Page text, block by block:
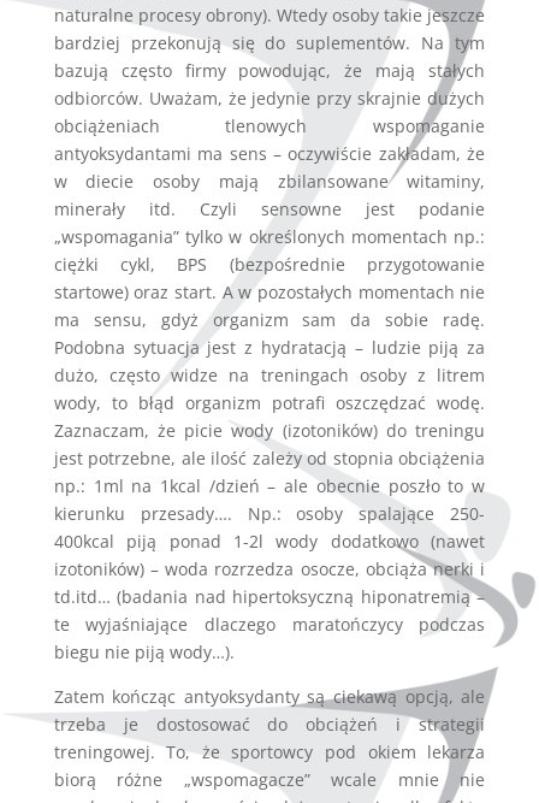
naturalne procesy obrony). Wtedy osoby takie jeszcze
bardziej przekonują się do suplementów. Na tym
bazują często firmy powodując, że mają stałych
odbiorców. Uważam, że jedynie przy skrajnie dużych
obciążeniach tlenowych wspomaganie
antyoksydantami ma sens – oczywiście zakładam, że
w diecie osoby mają zbilansowane witaminy,
minerały itd. Czyli sensowne jest podanie
„wspomagania” tylko w określonych momentach np.:
ciężki cykl, BPS (bezpośrednie przygotowanie
startowe) oraz start. A w pozostałych momentach nie
ma sensu, gdyż organizm sam da sobie radę.
Podobna sytuacja jest z hydratacją – ludzie piją za
dużo, często widze na treningach osoby z litrem
wody, to błąd organizm potrafi oszczędzać wodę.
Zaznaczam, że picie wody (izotoników) do treningu
jest potrzebne, ale ilość zależy od stopnia obciążenia
np.: 1ml na 1kcal /dzień – ale obecnie poszło to w
kierunku przesady…. Np.: osoby spalające 250-
400kcal piją ponad 1-2l wody dodatkowo (nawet
izotoników) – woda rozrzedza osocze, obciąża nerki i
td.itd… (badania nad hipertoksyczną hiponatremią –
te wyjaśniające dlaczego maratończycy podczas
biegu nie piją wody…).
Zatem kończąc antyoksydanty są ciekawą opcją, ale
trzeba je dostosować do obciążeń i strategii
treningowej. To, że sportowcy pod okiem lekarza
biorą różne „wspomagacze” wcale mnie nie